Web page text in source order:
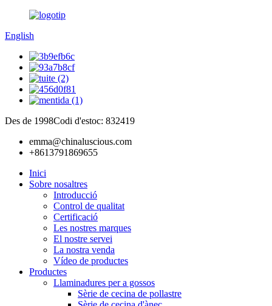
English
Des de 1998Codi d'estoc: 832419
emma@chinaluscious.com
+8613791869655
Inici
Sobre nosaltres
Introducció
Control de qualitat
Certificació
Les nostres marques
El nostre servei
La nostra venda
Vídeo de productes
Productes
Llaminadures per a gossos
Sèrie de cecina de pollastre